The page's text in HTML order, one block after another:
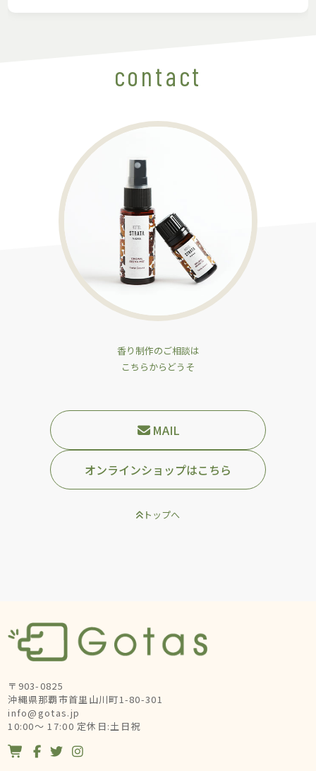
contact
香り制作のご相談は
こちらからどうそ
MAIL
オンラインショップはこちら
トップへ
〒903-0825
沖縄県那覇市首里山川町1-80-301
info@gotas.jp
10:00～ 17:00 定休日:土日祝
   